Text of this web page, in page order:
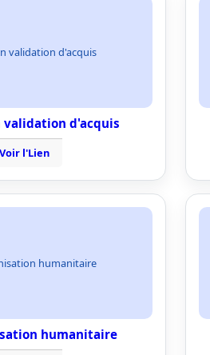
validation d'acquis
d'acquis
Voir l'Lien
humanitaire
humanitaire